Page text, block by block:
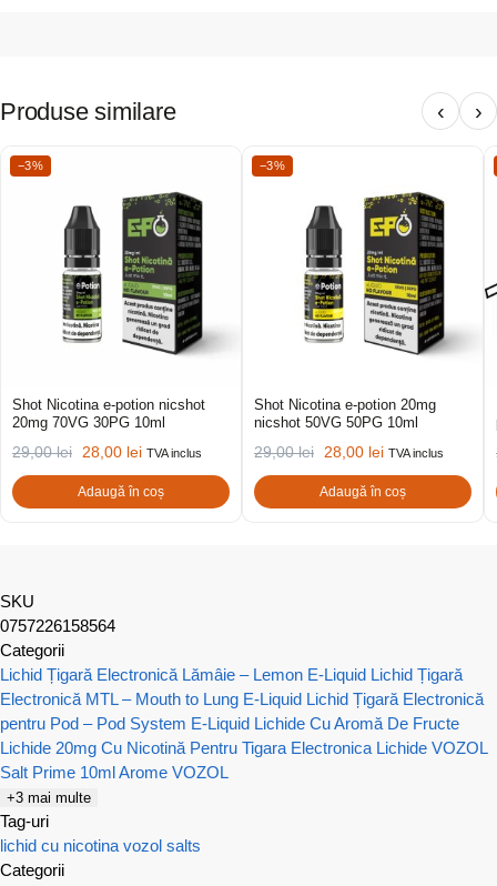
Produse similare ‹ ›
−3%
Shot Nicotina e-potion nicshot
20mg 70VG 30PG 10ml
29,00lei 28,00 lei TVA inclus
Adaugă în coș
−3%
Shot Nicotina e-potion 20mg
nicshot 50VG 50PG 10ml
29,00lei 28,00 lei TVA inclus
Adaugă în coș
SKU
0757226158564
Categorii
Lichid Țigară Electronică Lămâie – Lemon E-Liquid Lichid Țigară
Electronică MTL – Mouth to Lung E-Liquid Lichid Țigară Electronică
pentru Pod – Pod System E-Liquid Lichide Cu Aromă De Fructe
Lichide 20mg Cu Nicotină Pentru Tigara Electronica Lichide VOZOL
Salt Prime 10mlArome VOZOL
+3 mai multe
Tag-uri
lichid cu nicotina vozol salts
Categorii